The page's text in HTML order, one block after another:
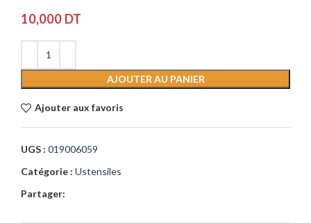
10,000 DT
AJOUTER AU PANIER
Ajouter aux favoris
UGS : 019006059
Catégorie : Ustensiles
Partager: